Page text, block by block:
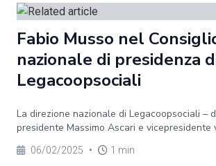
Fabio Musso nel
nazionale di presidenza
Legacoopsociali
La direzione nazionale di Legacoopsociali –
presidente Massimo Ascari e vicepresidente
06/02/2025 • 1 min